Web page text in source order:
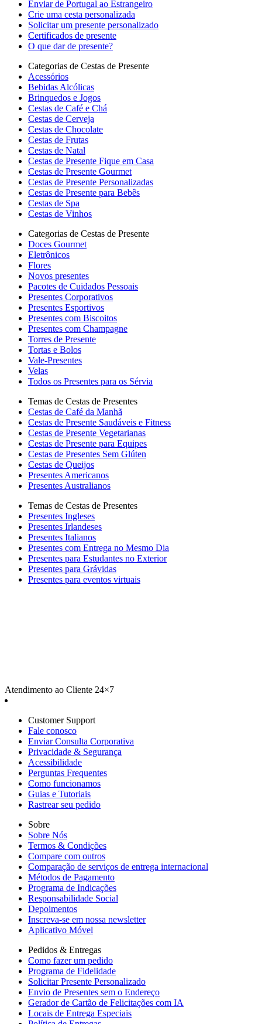
Enviar de Portugal ao Estrangeiro
Crie uma cesta personalizada
Solicitar um presente personalizado
Certificados de presente
O que dar de presente?
Categorias de Cestas de Presente
Acessórios
Bebidas Alcólicas
Brinquedos e Jogos
Cestas de Café e Chá
Cestas de Cerveja
Cestas de Chocolate
Cestas de Frutas
Cestas de Natal
Cestas de Presente Fique em Casa
Cestas de Presente Gourmet
Cestas de Presente Personalizadas
Cestas de Presente para Bebês
Cestas de Spa
Cestas de Vinhos
Categorias de Cestas de Presente
Doces Gourmet
Eletrônicos
Flores
Novos presentes
Pacotes de Cuidados Pessoais
Presentes Corporativos
Presentes Esportivos
Presentes com Biscoitos
Presentes com Champagne
Torres de Presente
Tortas e Bolos
Vale-Presentes
Velas
Todos os Presentes para os Sérvia
Temas de Cestas de Presentes
Cestas de Café da Manhã
Cestas de Presente Saudáveis e Fitness
Cestas de Presente Vegetarianas
Cestas de Presente para Equipes
Cestas de Presentes Sem Glúten
Cestas de Queijos
Presentes Americanos
Presentes Australianos
Temas de Cestas de Presentes
Presentes Ingleses
Presentes Irlandeses
Presentes Italianos
Presentes com Entrega no Mesmo Dia
Presentes para Estudantes no Exterior
Presentes para Grávidas
Presentes para eventos virtuais
Atendimento ao Cliente 24×7
Customer Support
Fale conosco
Enviar Consulta Corporativa
Privacidade & Segurança
Acessibilidade
Perguntas Frequentes
Como funcionamos
Guias e Tutoriais
Rastrear seu pedido
Sobre
Sobre Nós
Termos & Condições
Compare com outros
Comparação de serviços de entrega internacional
Métodos de Pagamento
Programa de Indicações
Responsabilidade Social
Depoimentos
Inscreva-se em nossa newsletter
Aplicativo Móvel
Pedidos & Entregas
Como fazer um pedido
Programa de Fidelidade
Solicitar Presente Personalizado
Envio de Presentes sem o Endereço
Gerador de Cartão de Felicitações com IA
Locais de Entrega Especiais